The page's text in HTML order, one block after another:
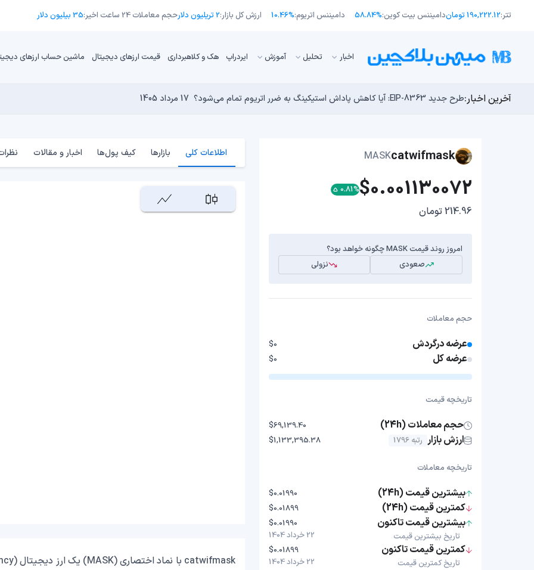
تتر:190,222.12 تومان دامیننس بیت کوین:58.84% دامیننس اتریوم:10.46% ارزش کل بازار:2 تریلیون دلار حجم معاملات 24 ساعت اخیر: 35 بیلیون دلار
اﺧﺒﺎر تحلیل آموزش ایردراپ هک و کلاهبرداری قیمت ارزهای دیجیتال ماشین حساب ارزهای
آخرین اخبار:بلاکچین بیت کوین به دلیل فورک «BIP-110» رسما دو شاخه شد! 18 مرداد 1405
راه‌های حفظ ارزش پول؛ چگونه قدرت خرید خود را در برابر تورم حفظ کنیم؟ 17 مرداد 1405 طرح جدید EIP-8363: آیا کاهش پاداش استیکینگ به ضرر اتریوم تمام می‌شود؟ 17 مرداد 1405
چرا هوش مصنوعی اکنون در کوتاه‌مدت تهدیدی فوری‌تر از کامپیوترهای کوانتومی برای بیت‌کوین است؟
مایکل ترپین: متاسفم، بیت‌کوین به سمت ۴۳,۵۰۰ دلار در حال سقوط است 16 مرداد 1405
catwifmask
MASK
$0.001130072
0.81%
214.96 تومان
امروز روند قیمت MASK چگونه خواهد بود؟
صعودی
نزولی
حجم معاملات
عرضه درگردش $0
عرضه کل $0
تاریخچه قیمت
حجم معاملات (24h) $69,139.40
ارزش بازار رتبه 1796 $1,133,395.38
تاریخچه معاملات
بیشترین قیمت (24h) $0.01990
کمترین قیمت (24h) $0.01899
بیشترین قیمت تاکنون
تاریخ بیشترین قیمت
$0.01990
22 خرداد 1404
کمترین قیمت تاکنون
تاریخ کمترین قیمت
$0.01899
22 خرداد 1404
اطلاعات کلی بازارها کیف پول‌ها اخبار و مقالات